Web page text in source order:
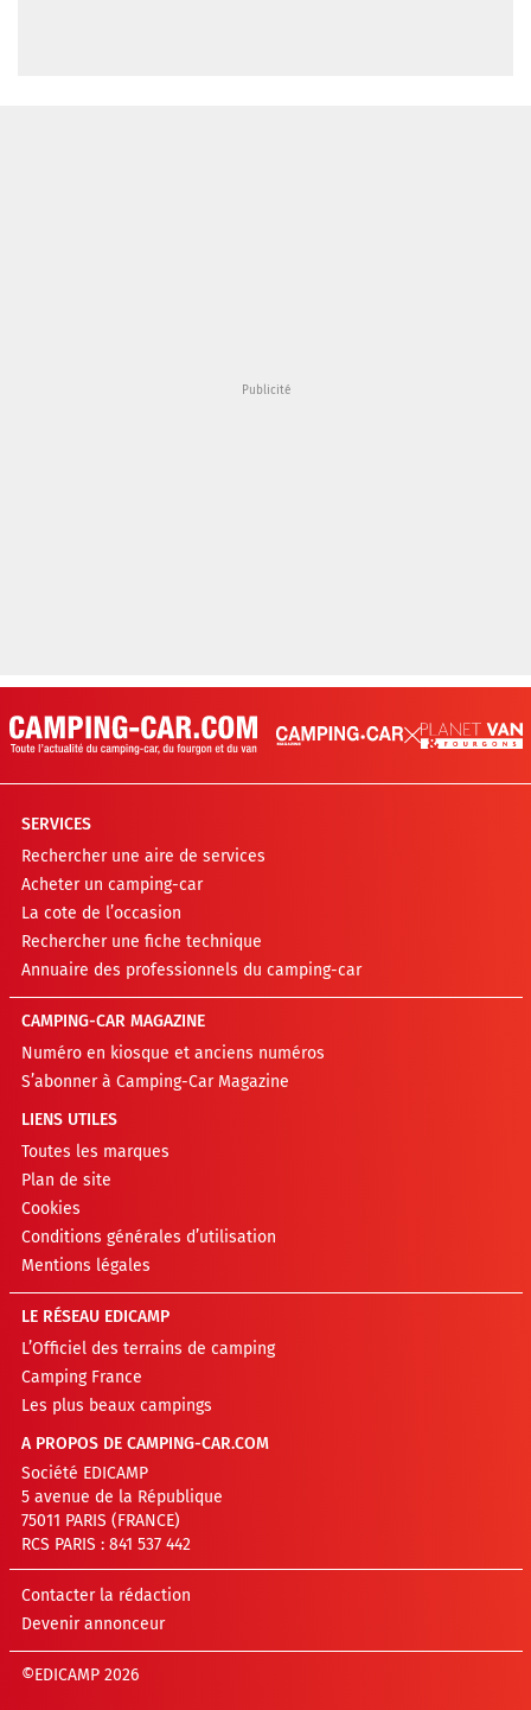
SERVICES
Rechercher une aire de services
Acheter un camping-car
La cote de l’occasion
Rechercher une fiche technique
Annuaire des professionnels du camping-car
CAMPING-CAR MAGAZINE
Numéro en kiosque et anciens numéros
S’abonner à Camping-Car Magazine
LIENS UTILES
Toutes les marques
Plan de site
Cookies
Conditions générales d’utilisation
Mentions légales
LE RÉSEAU EDICAMP
L’Officiel des terrains de camping
Camping France
Les plus beaux campings
A PROPOS DE CAMPING-CAR.COM
Société EDICAMP
5 avenue de la République
75011 PARIS (FRANCE)
RCS PARIS : 841 537 442
Contacter la rédaction
Devenir annonceur
©EDICAMP 2026